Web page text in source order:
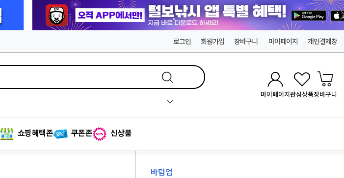
로그인 회원가입 장바구니 마이페이지 개인결제창
마이페이지관심상품장바구니
쇼핑혜택존 쿠폰존 신상품
바텀업